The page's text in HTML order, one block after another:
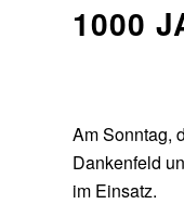
1000
Am Sonntag,
Dankenfeld
im Einsatz.